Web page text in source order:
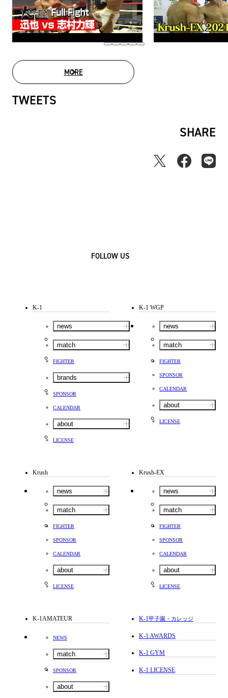
MOREMOVIE LIST
TWEETS
SHARE
FOLLOW US
K-1
news
match
FIGHTER
brands
SPONSOR
CALENDAR
about
LICENSE
K-1 WGP
news
match
FIGHTER
SPONSOR
CALENDAR
about
LICENSE
Krush
news
match
FIGHTER
SPONSOR
CALENDAR
about
LICENSE
Krush-EX
news
match
FIGHTER
SPONSOR
CALENDAR
about
LICENSE
K-1AMATEUR
NEWS
match
SPONSOR
about
K-1甲子園・カレッジ
K-1 AWARDS
K-1 GYM
K-1 LICENSE